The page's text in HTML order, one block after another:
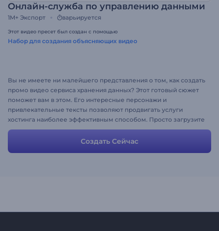
Онлайн-служба по управлению данными
1M+ Экспорт варьируется
Этот видео пресет был создан с помощью
Набор для создания объясняющих видео
Вы не имеете ни малейшего представления о том, как создать
промо видео сервиса хранения данных? Этот готовый сюжет
поможет вам в этом. Его интересные персонажи и
привлекательные тексты позволяют продвигать услуги
хостинга наиболее эффективным способом. Просто загрузите
свои изображения, настройте тексты и цвета, добавьте свой
логотип в формате PNG, и все готово!
Создать Сейчас